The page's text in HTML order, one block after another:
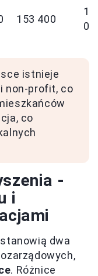
153 400
istnieje
non-profit, co
co
-
i
dwa
. Różnice